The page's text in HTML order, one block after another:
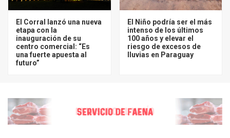
El Corral lanzó una nueva
etapa con la
inauguración de su
centro comercial: “Es
una fuerte apuesta al
futuro”
El Niño podría ser el más
intenso de los últimos
100 años y elevar el
riesgo de excesos de
lluvias en Paraguay